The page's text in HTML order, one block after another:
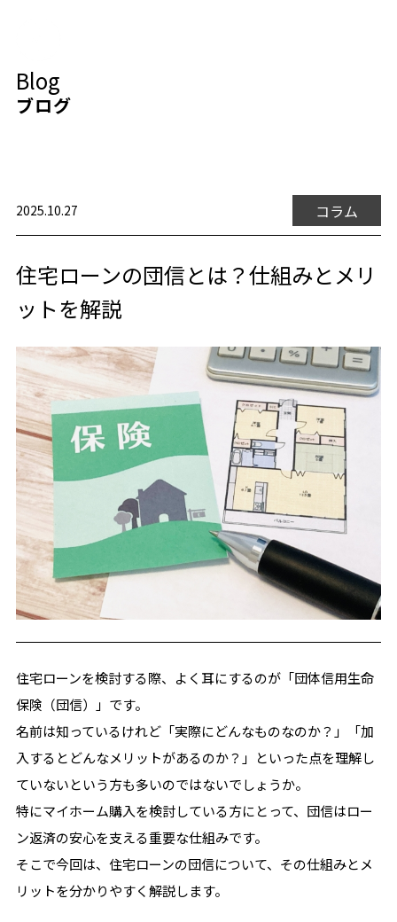
Blog
ブログ
2025.10.27 コラム
住宅ローンの団信とは？仕組みとメリ
ットを解説
住宅ローンを検討する際、よく耳にするのが「団体信用生命
保険（団信）」です。
名前は知っているけれど「実際にどんなものなのか？」「加
入するとどんなメリットがあるのか？」といった点を理解し
ていないという方も多いのではないでしょうか。
特にマイホーム購入を検討している方にとって、団信はロー
ン返済の安心を支える重要な仕組みです。
そこで今回は、住宅ローンの団信について、その仕組みとメ
リットを分かりやすく解説します。